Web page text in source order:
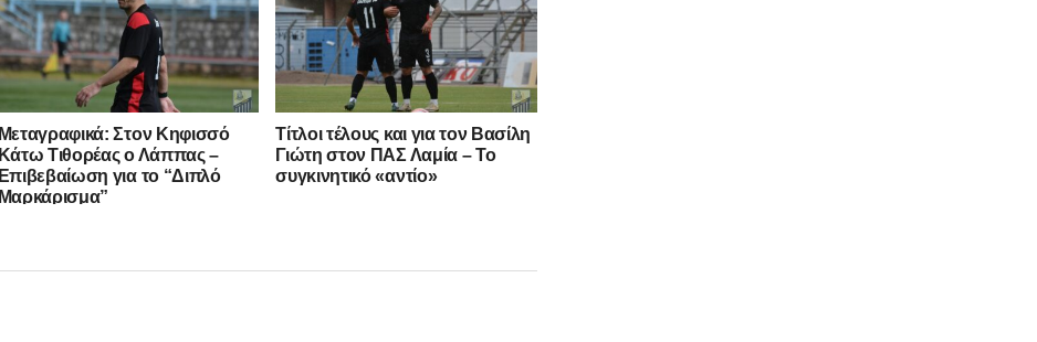
Μεταγραφικά: Στον Κηφισσό
Κάτω Τιθορέας ο Λάππας –
Επιβεβαίωση για το “Διπλό
Μαρκάρισμα”
Τίτλοι τέλους και για τον Βασίλη
Γιώτη στον ΠΑΣ Λαμία – Το
συγκινητικό «αντίο»